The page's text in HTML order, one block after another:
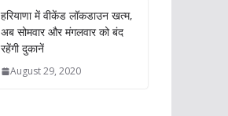
हरियाणा में वीकेंड लॉकडाउन खत्म,
अब सोमवार और मंगलवार को बंद
रहेंगी दुकानें
August 29, 2020